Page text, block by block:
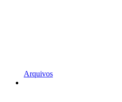
Arquivos